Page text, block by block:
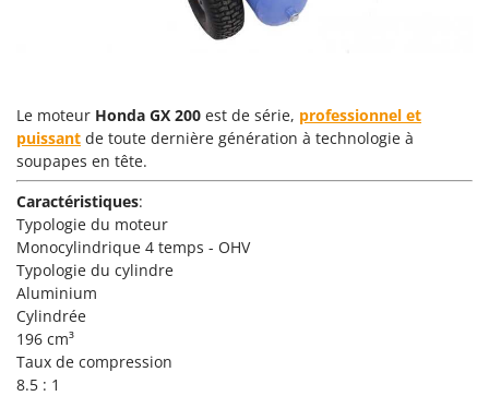
Sécateurs pneumatiques
Souffleurs aspirateurs pour Feuilles
Soufreuses - Poudreuses à dos
Soufreuses - Poudreuses pour tracteur
T
Taille-haies
Taille-haies à bras pour tracteur
Tarières
Tondeuses à Gazon
Karcher
Kasco
Kemper
Keter
KitchenAid
Komo
L
Laica
Le moteur Honda GX 200 est de série, professionnel et
puissant de toute dernière génération à technologie à
soupapes en tête.
Caractéristiques:
Typologie du moteur
Monocylindrique 4 temps - OHV
Typologie du cylindre
Aluminium
Cylindrée
196 cm³
Taux de compression
8.5 : 1